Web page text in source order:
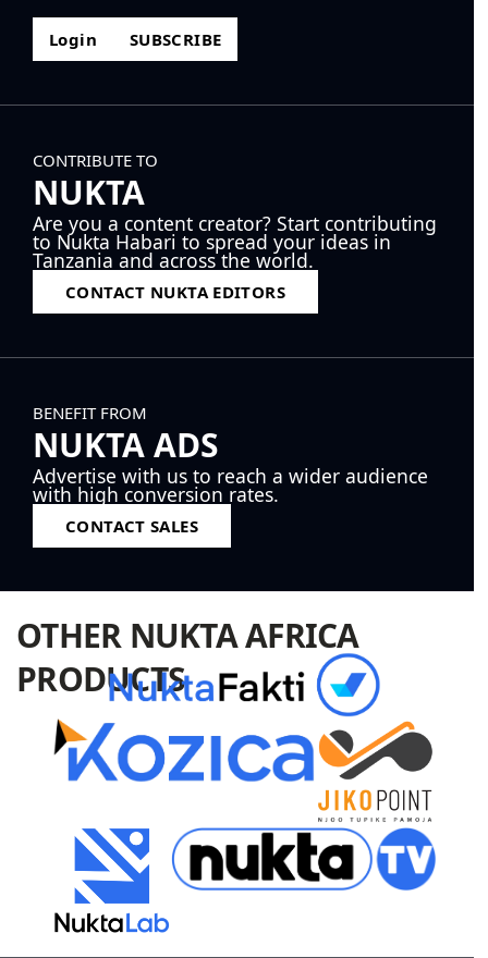
Login SUBSCRIBE
CONTRIBUTE TO
NUKTA
Are you a content creator? Start contributing
to Nukta Habari to spread your ideas in
Tanzania and across the world.
CONTACT NUKTA EDITORS
BENEFIT FROM
NUKTA ADS
Advertise with us to reach a wider audience
with high conversion rates.
CONTACT SALES
OTHER NUKTA AFRICA
PRODUCTS